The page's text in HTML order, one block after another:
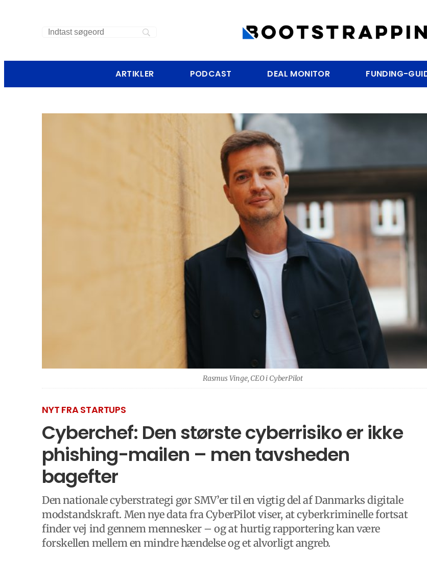
ARTIKLER PODCAST DEAL MONITOR FUNDING-
Rasmus Vinge, CEO i CyberPilot
NYT FRA STARTUPS
Cyberchef: Den største cyberrisiko er ikke
phishing-mailen – men tavsheden
bagefter
Den nationale cyberstrategi gør SMV’er til en vigtig del af Danmarks digitale
modstandskraft. Men nye data fra CyberPilot viser, at cyberkriminelle fortsat
finder vej ind gennem mennesker – og at hurtig rapportering kan være
forskellen mellem en mindre hændelse og et alvorligt angreb.